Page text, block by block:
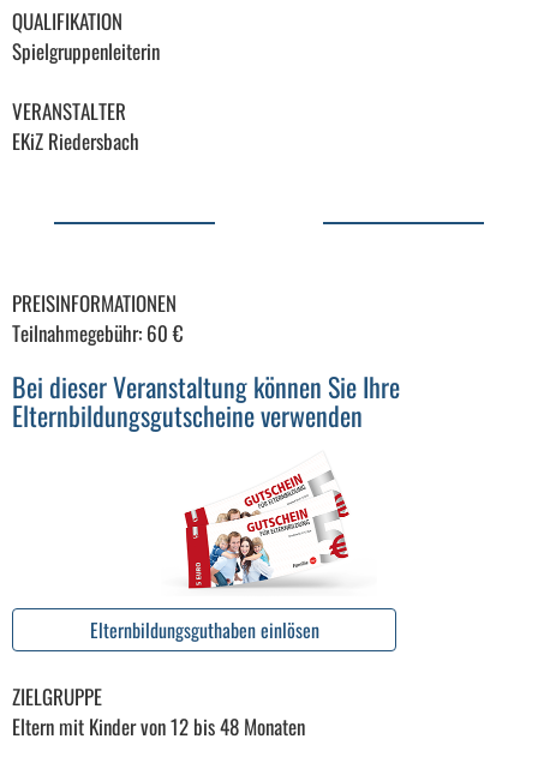
QUALIFIKATION
Spielgruppenleiterin
VERANSTALTER
EKiZ Riedersbach
PREISINFORMATIONEN
Teilnahmegebühr: 60 €
Bei dieser Veranstaltung können Sie Ihre
Elternbildungsgutscheine verwenden
Elternbildungsguthaben einlösen
ZIELGRUPPE
Eltern mit Kinder von 12 bis 48 Monaten